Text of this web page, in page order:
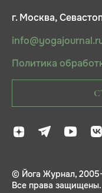
г. Москва,
Политика
© Йога Журнал,
Все права защищены.